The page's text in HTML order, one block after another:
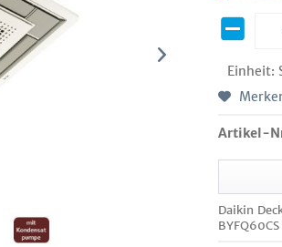
Einheit:
Artikel-
Daikin